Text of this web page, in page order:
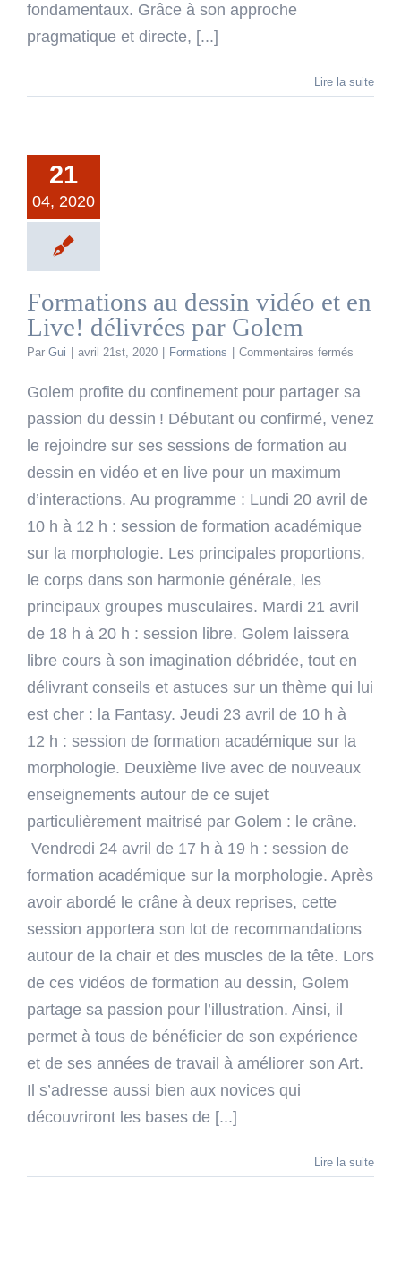
fondamentaux. Grâce à son approche
pragmatique et directe, [...]
Lire la suite
21
04, 2020
Formations au dessin vidéo et en
Live! délivrées par Golem
Par Gui avril 21st, 2020 Formations Commentaires fermés
au
vidéo
par
Golem
Golem profite du confinement pour partager sa
passion du dessin ! Débutant ou confirmé, venez
le rejoindre sur ses sessions de formation au
dessin en vidéo et en live pour un maximum
d’interactions. Au programme : Lundi 20 avril de
10 h à 12 h : session de formation académique
sur la morphologie. Les principales proportions,
le corps dans son harmonie générale, les
principaux groupes musculaires. Mardi 21 avril
de 18 h à 20 h : session libre. Golem laissera
libre cours à son imagination débridée, tout en
délivrant conseils et astuces sur un thème qui lui
est cher : la Fantasy. Jeudi 23 avril de 10 h à
12 h : session de formation académique sur la
morphologie. Deuxième live avec de nouveaux
enseignements autour de ce sujet
particulièrement maitrisé par Golem : le crâne.
Vendredi 24 avril de 17 h à 19 h : session de
formation académique sur la morphologie. Après
avoir abordé le crâne à deux reprises, cette
session apportera son lot de recommandations
autour de la chair et des muscles de la tête. Lors
de ces vidéos de formation au dessin, Golem
partage sa passion pour l’illustration. Ainsi, il
permet à tous de bénéficier de son expérience
et de ses années de travail à améliorer son Art.
Il s’adresse aussi bien aux novices qui
découvriront les bases de [...]
Lire la suite